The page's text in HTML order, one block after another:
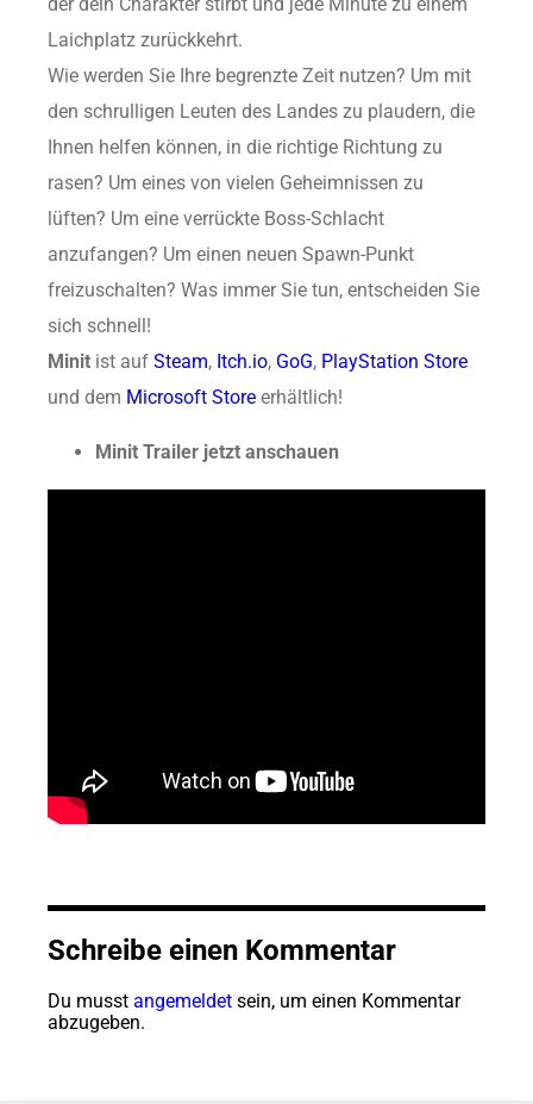
der dein Charakter stirbt und jede Minute zu einem
Laichplatz zurückkehrt.
Wie werden Sie Ihre begrenzte Zeit nutzen? Um mit
den schrulligen Leuten des Landes zu plaudern, die
Ihnen helfen können, in die richtige Richtung zu
rasen? Um eines von vielen Geheimnissen zu
lüften? Um eine verrückte Boss-Schlacht
anzufangen? Um einen neuen Spawn-Punkt
freizuschalten? Was immer Sie tun, entscheiden Sie
sich schnell!
Minit ist auf Steam, Itch.io, GoG, PlayStation Store
und dem Microsoft Store erhältlich!
Minit Trailer jetzt anschauen
Schreibe einen Kommentar
Du musst angemeldet sein, um einen Kommentar
abzugeben.